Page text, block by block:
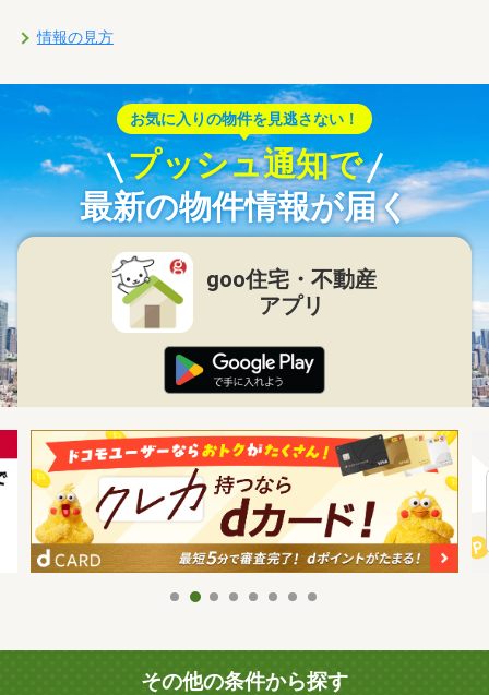
情報の見方
お気に入りの物件を見逃さない！
プッシュ通知で
最新の物件情報が届く
goo住宅・不動産
アプリ
その他の条件から探す